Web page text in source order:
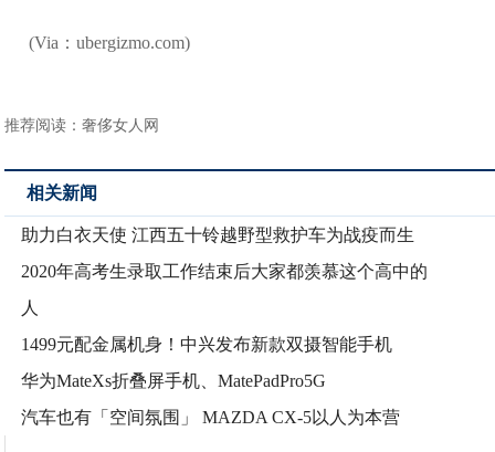
(Via：ubergizmo.com)
推荐阅读：奢侈女人网
相关新闻
助力白衣天使 江西五十铃越野型救护车为战疫而生
2020年高考生录取工作结束后大家都羡慕这个高中的
人
1499元配金属机身！中兴发布新款双摄智能手机
华为MateXs折叠屏手机、MatePadPro5G
汽车也有「空间氛围」 MAZDA CX-5以人为本营